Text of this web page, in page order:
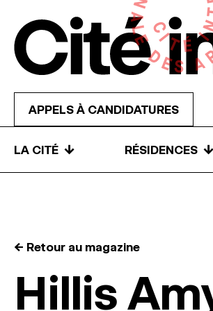
APPELS À CANDIDATURES
LA CITÉ ↓ RÉSIDENCES ↓
← Retour au magazine
Hillis